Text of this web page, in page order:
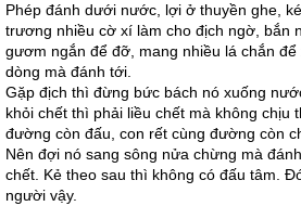
Phép đánh dưới nước, lợi ở thuyền ghe,
trương nhiều cờ xí làm cho địch ngờ, bắn
gươm ngắn để đỡ, mang nhiều lá chắn
dòng mà đánh tới.
Gặp địch thì đừng bức bách nó xuống
khỏi chết thì phải liều chết mà không chịu
đường còn đấu, con rết cùng đường còn
Nên đợi nó sang sông nửa chừng mà
chết. Kẻ theo sau thì không có đấu tâm.
người vậy.